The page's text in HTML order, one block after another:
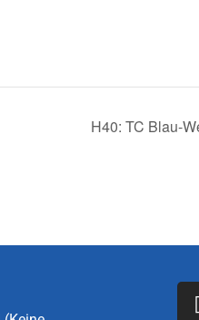
H40: TC Blau-